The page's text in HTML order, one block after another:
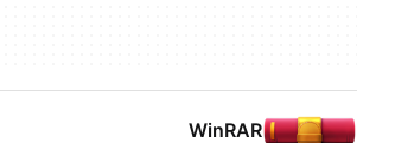
WinRAR